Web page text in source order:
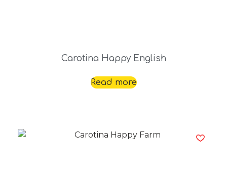
Carotina Happy English
Read more